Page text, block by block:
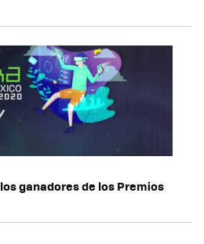
ganadores de los Premios